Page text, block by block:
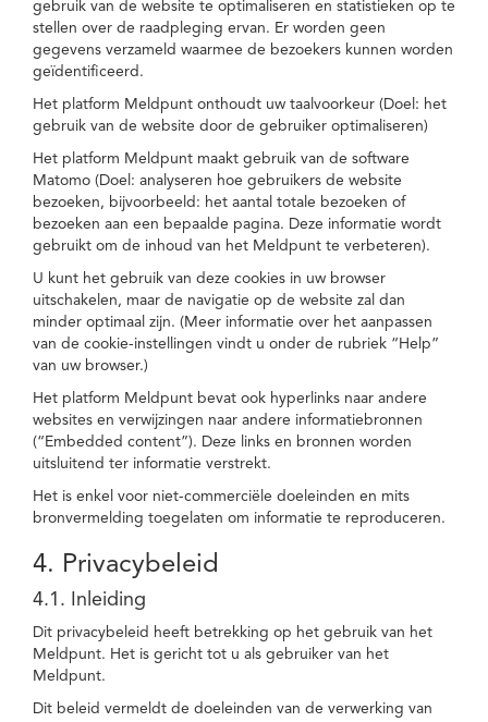
gebruik van de website te optimaliseren en statistieken op te
stellen over de raadpleging ervan. Er worden geen
gegevens verzameld waarmee de bezoekers kunnen worden
geïdentificeerd.
Het platform Meldpunt onthoudt uw taalvoorkeur (Doel: het
gebruik van de website door de gebruiker optimaliseren)
Het platform Meldpunt maakt gebruik van de software
Matomo (Doel: analyseren hoe gebruikers de website
bezoeken, bijvoorbeeld: het aantal totale bezoeken of
bezoeken aan een bepaalde pagina. Deze informatie wordt
gebruikt om de inhoud van het Meldpunt te verbeteren).
U kunt het gebruik van deze cookies in uw browser
uitschakelen, maar de navigatie op de website zal dan
minder optimaal zijn. (Meer informatie over het aanpassen
van de cookie-instellingen vindt u onder de rubriek “Help”
van uw browser.)
Het platform Meldpunt bevat ook hyperlinks naar andere
websites en verwijzingen naar andere informatiebronnen
(“Embedded content”). Deze links en bronnen worden
uitsluitend ter informatie verstrekt.
Het is enkel voor niet-commerciële doeleinden en mits
bronvermelding toegelaten om informatie te reproduceren.
4. Privacybeleid
4.1. Inleiding
Dit privacybeleid heeft betrekking op het gebruik van het
Meldpunt. Het is gericht tot u als gebruiker van het
Meldpunt.
Dit beleid vermeldt de doeleinden van de verwerking van